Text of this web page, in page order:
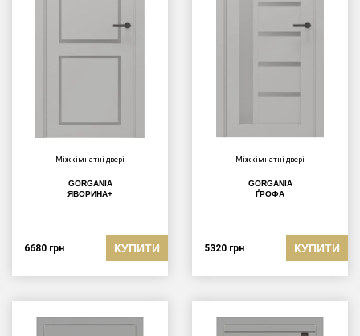
Міжкімнатні двері
GORGANIA
ЯВОРИНА+
6680 грн КУПИТИ
Міжкімнатні двері
GORGANIA
ҐРОФА
5320 грн КУПИТИ